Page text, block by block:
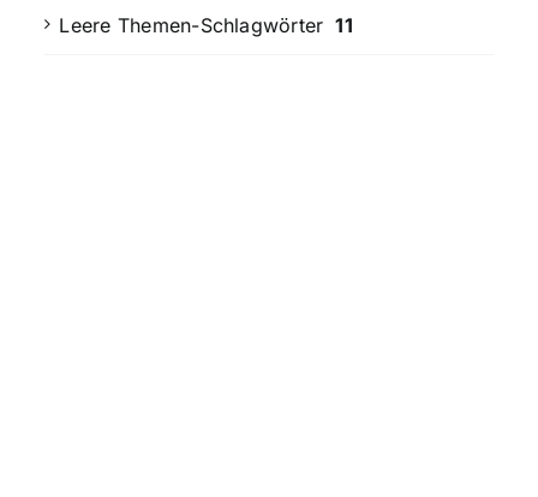
Leere Themen-Schlagwörter 11